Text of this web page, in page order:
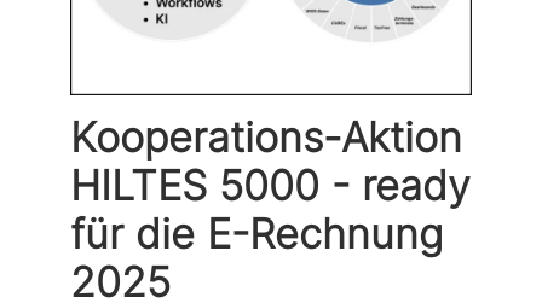
Kooperations-Aktion
HILTES 5000 - ready
für die E-Rechnung
2025